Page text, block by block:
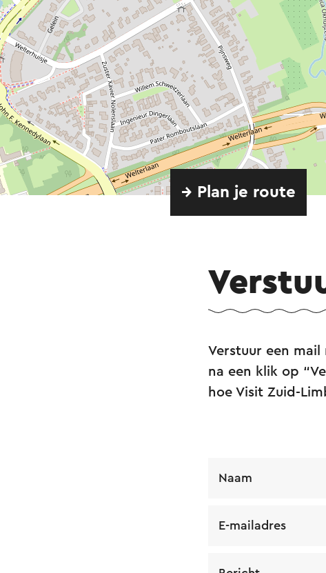
→ Plan je route
Verstuur een
na een klik op
hoe Visit Zuid-
Naam
E-mailadres